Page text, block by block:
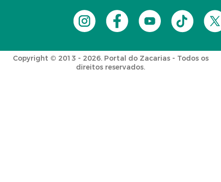
Copyright © 2013 - 2026. Portal do Zacarias - Todos os
direitos reservados.